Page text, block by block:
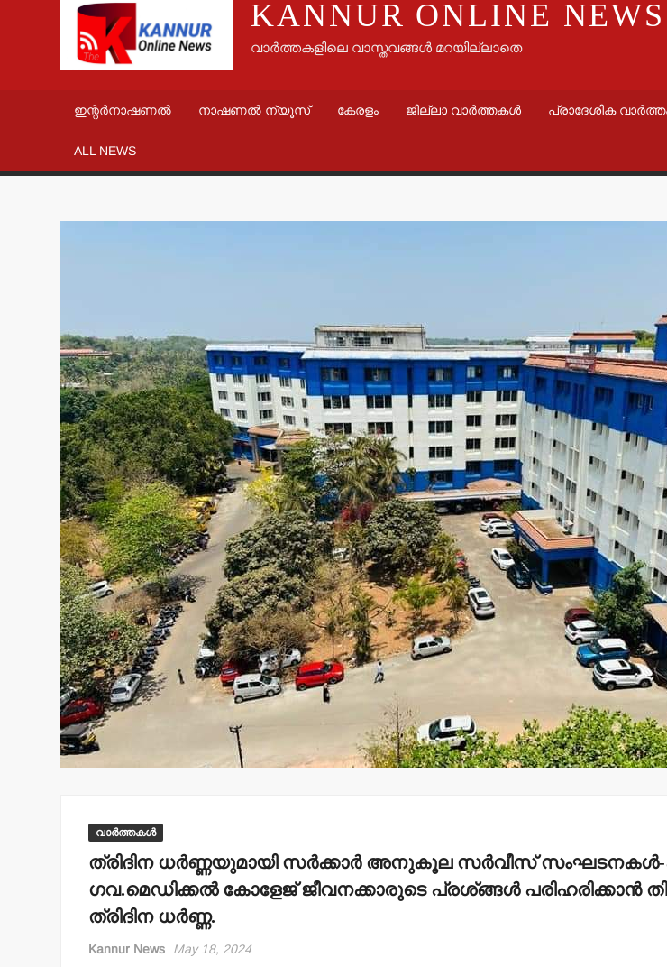
KANNUR ONLINE NEWS
വാർത്തകളിലെ വാസ്തവങ്ങൾ മറയില്ലാതെ
ഇന്റർനാഷണൽ നാഷണൽ ന്യൂസ് കേരളം ജില്ലാ വാർത്തകൾ പ്രാദേശിക
ALL NEWS
വാർത്തകൾ
ത്രിദിന ധര്‍ണ്ണയുമായി സര്‍ക്കാര്‍ അനുകൂല സര്‍വീസ്
ഗവ.മെഡിക്കല്‍ കോളേജ് ജീവനക്കാരുടെ പ്രശ്ങ്ങള്‍ പരിഹരിക്കാന്‍
ത്രിദിന ധര്‍ണ്ണ.
Kannur News May 18, 2024
വാർത്തകൾ
പിക്കപ്പ് വാന്‍ ഇടിച്ച്
സ്‌ക്കൂട്ടര്‍
യാത്രക്കാരിക്ക്
ഗുരുതരപരിക്ക്
admin3 August 6, 2026